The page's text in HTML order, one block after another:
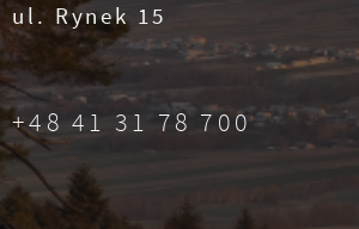
ul. Rynek 15
+48 41 31 78 700